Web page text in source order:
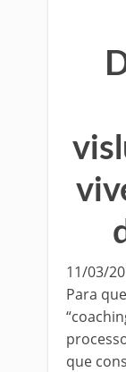
11/03/
Para
que